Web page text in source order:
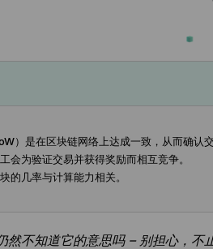
）是在区块链网络上达成一致，从而确认
会为验证交易并获得奖励而相互竞争。
的几率与计算能力相关。
然不知道它的意思吗 – 别担心，